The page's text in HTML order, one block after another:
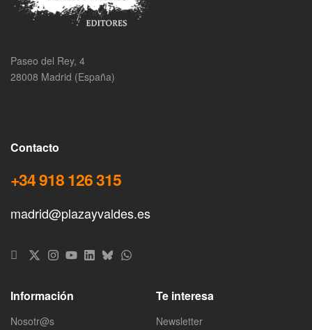
Paseo del Rey, 4
28008 Madrid (España)
Contacto
+34 918 126 315
madrid@plazayvaldes.es
Información
Nosotr@s
Te interesa
Newsletter